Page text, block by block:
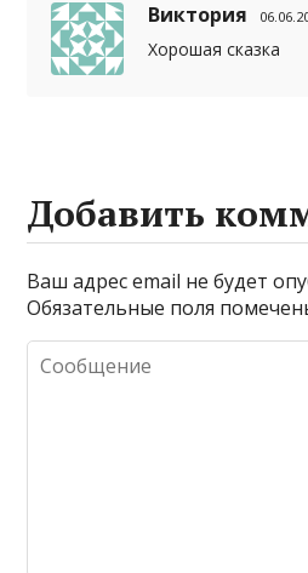
Виктория
Хорошая сказка
Добавить
Ваш адрес email не будет
Обязательные поля